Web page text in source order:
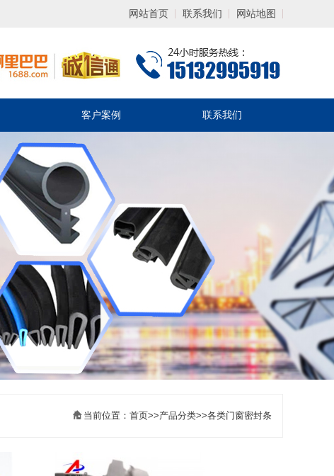
网站首页 联系我们 网站地图
客户案例 联系我们
当前位置： 首页>>产品分类>>各类门窗密封条